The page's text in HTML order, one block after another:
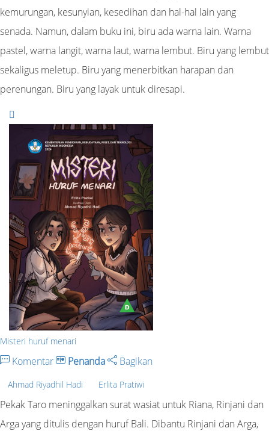
kemurungan, kesunyian, kesedihan dan hal-hal lain yang
senada. Namun, dalam buku ini, biru ada warna lain. Warna
pastel, warna langit, warna laut, warna lembut. Biru yang lembut
sekaligus meletup. Biru yang menerbitkan harapan dan
perenungan. Biru yang layak untuk diresapi.
Misteri huruf menari
Komentar Penanda Bagikan
Ahmad Riyadhil Hadi Erlita Pratiwi
Pekak Taro meninggalkan surat wasiat untuk Riana, Rinjani dan
Arga yang ditulis dengan huruf Bali. Dibantu Rinjani dan Arga,